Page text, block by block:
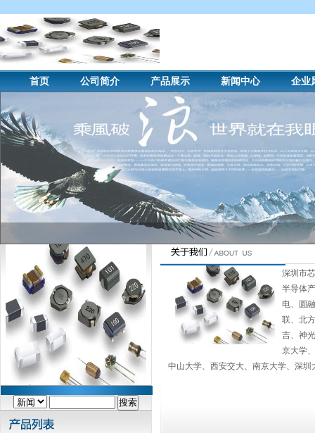
首页 公司简介 产品展示 新闻中心 企业
深圳市
半导体
电、圆
联、北
吉、神
京大学
中山大学、西安交大、南京大学、深